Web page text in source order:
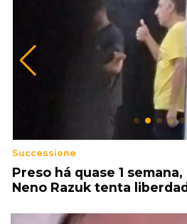
Successione
Preso há quase 1
Neno Razuk tenta